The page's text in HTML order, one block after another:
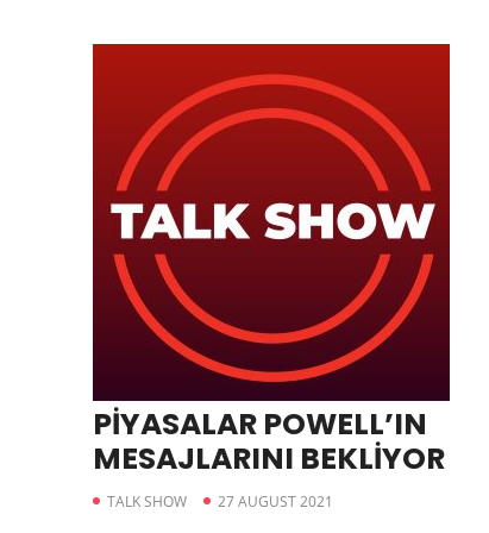
PİYASALAR POWELL’IN
MESAJLARINI BEKLİYOR
TALK SHOW 27 AUGUST 2021